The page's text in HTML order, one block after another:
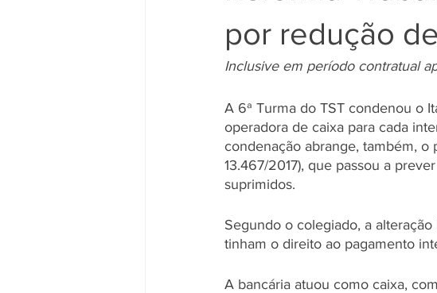
por redução
Inclusive em período contratual
A 6ª Turma do TST condenou o
operadora de caixa para cada
condenação abrange, também, o
13.467/2017), que passou a
suprimidos.
Segundo o colegiado, a
tinham o direito ao pagamento
A bancária atuou como caixa,